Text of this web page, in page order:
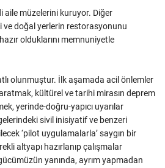
aile müzelerini kuruyor. Diğer
ve doğal yerlerin restorasyonunu
olduklarını memnuniyetle
olunmuştur. İlk aşamada acil önlemler
kültürel ve tarihi mirasın deprem
yerinde-doğru-yapıcı uyarılar
sivil inisiyatif ve benzeri
‘pilot uygulamalarla’ saygın bir
altyapı hazırlanıp çalışmalar
yanında, ayrım yapmadan